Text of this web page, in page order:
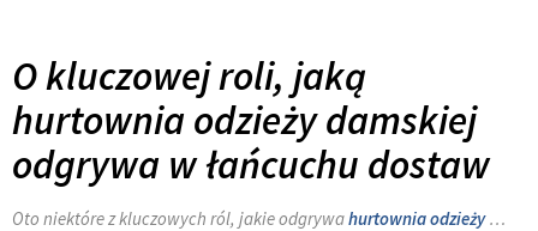
O kluczowej roli, jaką
hurtownia odzieży damskiej
odgrywa w łańcuchu dostaw
Oto niektóre z kluczowych ról, jakie odgrywahurtownia odzieży…